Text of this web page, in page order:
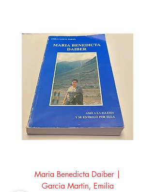
Maria Benedicta Daiber |
Garcia Martin, Emilia